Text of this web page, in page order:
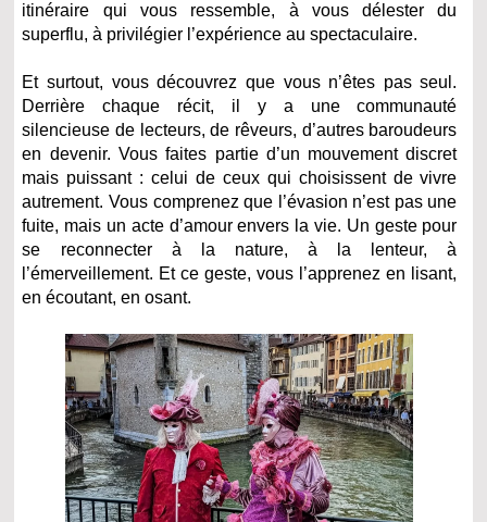
itinéraire qui vous ressemble, à vous délester du
superflu, à privilégier l’expérience au spectaculaire.
Et surtout, vous découvrez que vous n’êtes pas seul.
Derrière chaque récit, il y a une communauté
silencieuse de lecteurs, de rêveurs, d’autres baroudeurs
en devenir. Vous faites partie d’un mouvement discret
mais puissant : celui de ceux qui choisissent de vivre
autrement. Vous comprenez que l’évasion n’est pas une
fuite, mais un acte d’amour envers la vie. Un geste pour
se reconnecter à la nature, à la lenteur, à
l’émerveillement. Et ce geste, vous l’apprenez en lisant,
en écoutant, en osant.